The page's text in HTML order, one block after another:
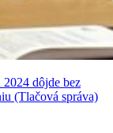
dôjde bez
(Tlačová správa)